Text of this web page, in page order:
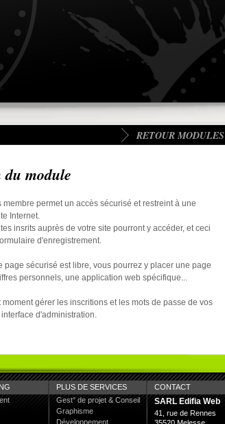
RETOUR MODULES
module
membre permet un accès sécurisé et restreint à une
Internet.
insrits auprès de votre site pourront y accéder, et ceci
d'enregistrement.
page sécurisé est libre, vous pourrez y placer une page
personnels, une application web spécifique...
moment gérer les inscritions et les mots de passe de vos
d'administration.
PLUS DE SERVICES
Gest° de projet & Conseil
Graphisme
Développement
CONTACT
SARL Edifia Web
41, rue de Rennes